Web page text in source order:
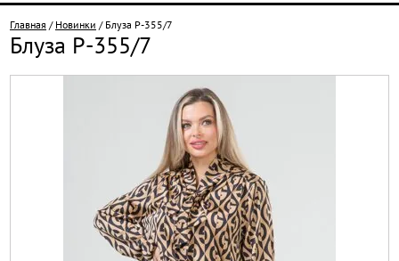
Главная / Новинки / Блуза Р-355/7
Блуза Р-355/7